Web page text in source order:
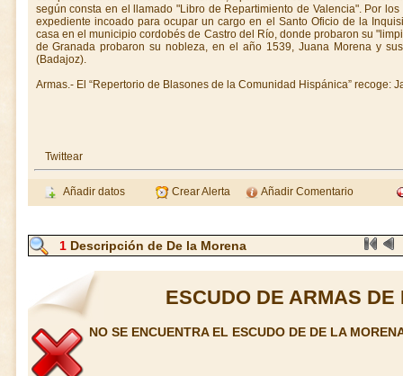
según consta en el llamado "Libro de Reparti­miento de Valencia". Por
expediente incoado para ocupar un cargo en el Santo Oficio de la
casa en el municipio cordobés de Castro del Río, donde probaron su
de Granada probaron su nobleza, en el año 1539, Juana Morena y
(Badajoz).
Armas.- El “Repertorio de Blasones de la Comunidad Hispánica” recoge:
Twittear
Añadir datos Crear Alerta Añadir Comentario
1 Descripción de De la Morena
ESCUDO DE ARMAS DE
NO SE ENCUENTRA EL ESCUDO DE DE LA